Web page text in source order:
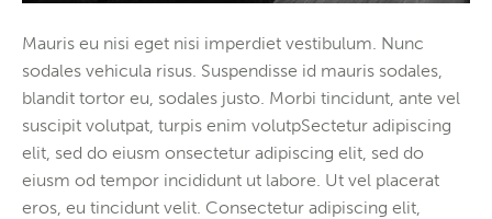
Mauris eu nisi eget nisi imperdiet vestibulum. Nunc
sodales vehicula risus. Suspendisse id mauris sodales,
blandit tortor eu, sodales justo. Morbi tincidunt, ante vel
suscipit volutpat, turpis enim volutpSectetur adipiscing
elit, sed do eiusm onsectetur adipiscing elit, sed do
eiusm od tempor incididunt ut labore. Ut vel placerat
eros, eu tincidunt velit. Consectetur adipiscing elit,